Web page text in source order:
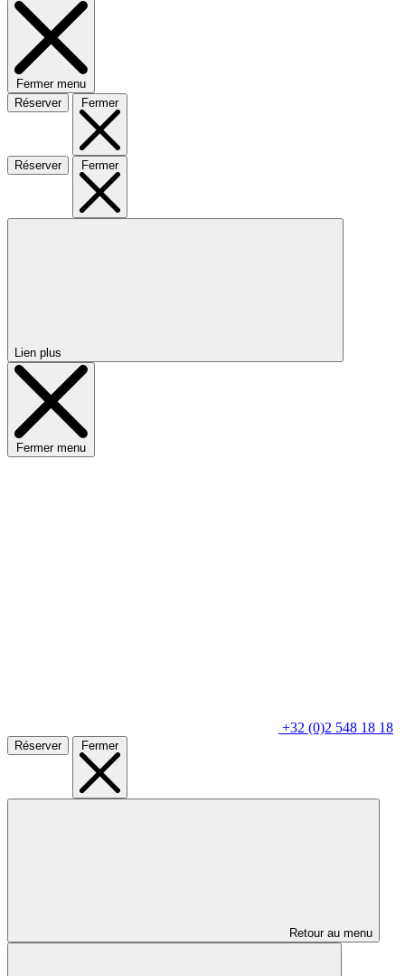
Fermer menu
Réserver
Fermer
Réserver Fermer
Lien plus
Fermer menu
+32 (0)2 548 18 18
Réserver Fermer
Retour au menu